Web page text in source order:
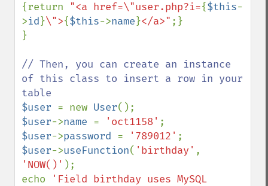
{return "<a href=\"user.php?i={$this-
>id}\">{$this->name}</a>" ;}
}
// Then, you can create an instance
of this class to insert a row in your
$user = new User
$user->name = 'oct1158'
$user->password = '789012'
$user->useFunction( 'birthday'
'NOW()' );
echo
'Field birthday uses MySQL